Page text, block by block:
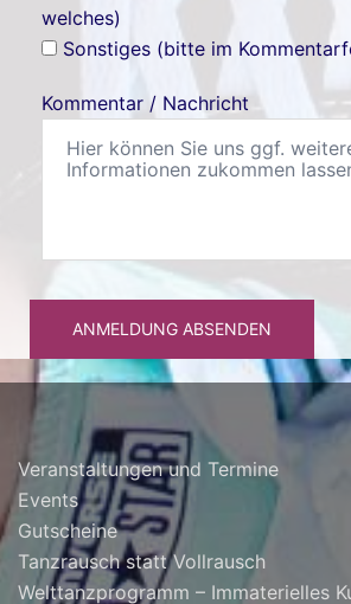
welches)
Sonstiges (bitte im
Kommentar / Nachricht
ANMELDUNG ABSENDEN
Veranstaltungen und Termine
Events
Gutscheine
Tanzrausch statt Vollrausch
Welttanzprogramm – Immaterielles